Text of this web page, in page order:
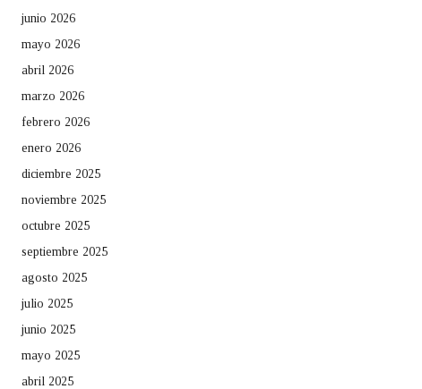
junio 2026
mayo 2026
abril 2026
marzo 2026
febrero 2026
enero 2026
diciembre 2025
noviembre 2025
octubre 2025
septiembre 2025
agosto 2025
julio 2025
junio 2025
mayo 2025
abril 2025